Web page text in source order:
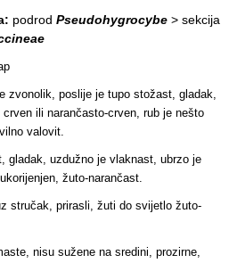
podrod Pseudohygrocybe > sekcija
zvonolik, poslije je tupo stožast, gladak,
ili narančasto-crven, rub je nešto
valovit.
gladak, uzdužno je vlaknast, ubrzo je
žuto-narančast.
stručak, prirasli, žuti do svijetlo žuto-
nisu sužene na sredini, prozirne,